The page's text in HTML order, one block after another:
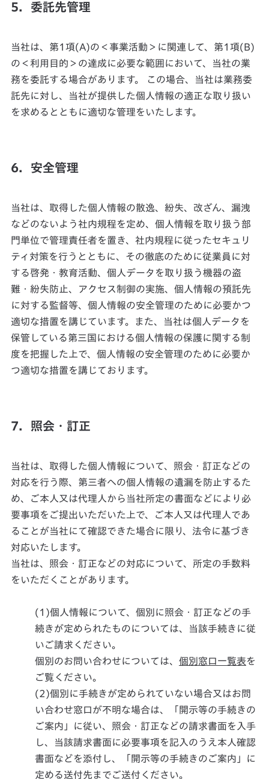
5．委託先管理
当社は、第1項(A)の＜事業活動＞に関連して、第1項(B)
の＜利用目的＞の達成に必要な範囲において、当社の業
務を委託する場合があります。 この場合、当社は業務委
託先に対し、当社が提供した個人情報の適正な取り扱い
を求めるとともに適切な管理をいたします。
6．安全管理
当社は、取得した個人情報の散逸、紛失、改ざん、漏洩
などのないよう社内規程を定め、個人情報を取り扱う部
門単位で管理責任者を置き、社内規程に従ったセキュリ
ティ対策を行うとともに、その徹底のために従業員に対
する啓発・教育活動、個人データを取り扱う機器の盗
難・紛失防止、アクセス制御の実施、個人情報の預託先
に対する監督等、個人情報の安全管理のために必要かつ
適切な措置を講じています。また、当社は個人データを
保管している第三国における個人情報の保護に関する制
度を把握した上で、個人情報の安全管理のために必要か
つ適切な措置を講じております。
7．照会・訂正
当社は、取得した個人情報について、照会・訂正などの
対応を行う際、第三者への個人情報の遺漏を防止するた
め、ご本人又は代理人から当社所定の書面などにより必
要事項をご提出いただいた上で、ご本人又は代理人であ
ることが当社にて確認できた場合に限り、法令に基づき
対応いたします。
当社は、照会・訂正などの対応について、所定の手数料
をいただくことがあります。
(1)個人情報について、個別に照会・訂正などの手
続きが定められたものについては、当該手続きに従
いご請求ください。
個別のお問い合わせについては、 個別窓口一覧表を
ご覧ください。
(2)個別に手続きが定められていない場合又はお問
い合わせ窓口が不明な場合は、「開示等の手続きの
ご案内」に従い、照会・訂正などの請求書面を入手
し、当該請求書面に必要事項を記入のうえ本人確認
書面などを添付し、「開示等の手続きのご案内」に
定める送付先までご送付ください。